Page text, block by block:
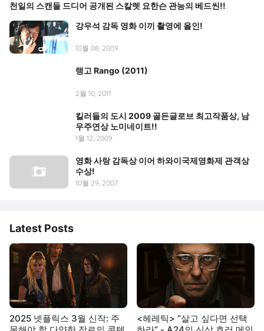
천일의 스캔들 드디어 공개된 스칼렛 요한슨 관능의 베드씬!!
강우석 감독 영화 이끼 촬영에 올인!
10월 08, 2009
랭고 Rango (2011)
2월 10, 2011
킬러들의 도시 2009 골든글로브 최고작품상, 남
우주연상 노미네이트!!
1월 12, 2009
영화 사랑 감독상 이어 하와이국제영화제 관객상
수상!
10월 29, 2007
Latest Posts
2025 넷플릭스 3월 신작: 주
<헤레틱> “살고 싶다면 선택